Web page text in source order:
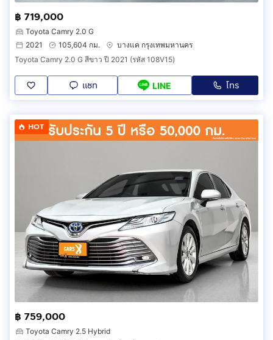
฿ 719,000
Toyota Camry 2.0 G
2021
105,604 กม.
บางแค กรุงเทพมหานคร
Toyota Camry 2.0 G สีขาว ปี 2021 (รหัส 108V15)
แชท LINE โทร
HOT
฿ 759,000
Toyota Camry 2.5 Hybrid